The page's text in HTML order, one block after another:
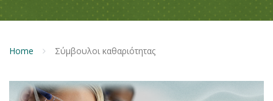
Home Σύμβουλοι καθαριότητας